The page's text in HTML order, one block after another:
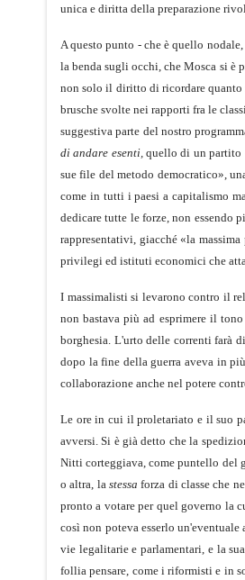
unica e diritta della prepa­razione
A questo punto - che è quello
la benda sugli occhi, che Mosca si è
non solo il diritto di ricordare
brusche svolte nei rapporti fra le
suggestiva parte del nostro
di andare esenti,quello di un partito
sue file del metodo democratico»,
come in tutti i paesi a capitalismo
dedicare tutte le forze, non essendo
rappresentativi, giacché «la
privilegi ed istituti economici che
I massimalisti si levarono contro il
non bastava più ad esprimere il
borghesia. L'urto delle correnti farà
dopo la fine della guerra aveva in
collaborazione anche nel potere
Le ore in cui il proletariato e il suo
avversi. Si è già detto che la
Nitti corteggiava, come puntello del
o altra, la stessaforza di classe che
pronto a vo­tare per quel governo la
così non poteva esserlo
vie legalitarie e parlamentari, e la
follia pensare, come i riformisti e in